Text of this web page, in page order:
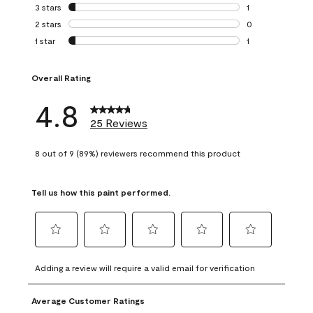
0 reviews with 4
3 stars stars
1
1 review with 3
2 stars stars
0
0 reviews with 2
1 star stars
1
Overall Rating
4.8 25 Reviews
8 out of 9 (89%) reviewers recommend this product
Tell us how this paint performed.
to
rate
the
item
to
rate
the
to
rate
the
item
to
rate
to
rate
Adding a review will require a valid email for verification
Average Customer Ratings